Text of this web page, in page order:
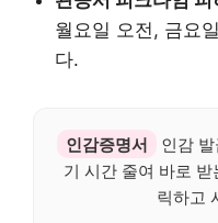
월요일 오전, 금요
다.
인감증명서
인감
기 시간 줄여 바로
릭하고